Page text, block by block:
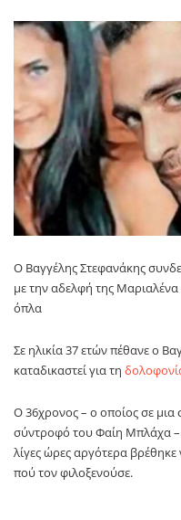
Ο Βαγγέλης Στεφανάκης
με την αδελφή της Μαριαλένα
όπλα
Σε ηλικία 37 ετών πέθανε ο
καταδικαστεί για τη
Ο 36χρονος – ο οποίος σε μια
σύντροφό του Φαίη Μπλάχα –
λίγες ώρες αργότερα
πού τον φιλοξενούσε.